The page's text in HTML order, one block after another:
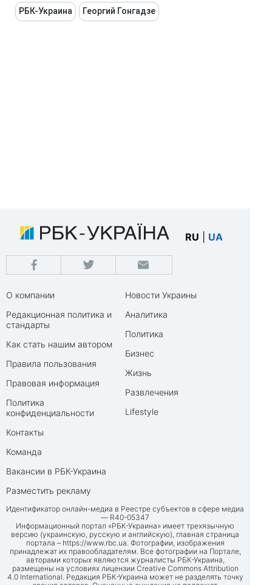
РБК-Украина Георгий Гонгадзе
RU UA
О компании
Редакционная политика и
стандарты
Как стать нашим автором
Правила пользования
Правовая информация
Политика
конфиденциальности
Контакты
Команда
Вакансии в РБК-Украина
Разместить рекламу
Новости Украины
Аналитика
Политика
Бизнес
Жизнь
Развлечения
Lifestyle
Идентификатор онлайн-медиа в Реестре субъектов в сфере медиа
— R40-05347
Информационный портал «РБК-Украина» имеет трехязычную
версию (украинскую, русскую и английскую), главная страница
портала – https://www.rbc.ua. Фотографии, изображения
принадлежат их правообладателям. Все фотографии на Портале,
авторами которых являются журналисты РБК-Украина,
размещены на условиях лицензии Creative Commons Attribution
4.0 International. Редакция РБК-Украина может не разделять точку